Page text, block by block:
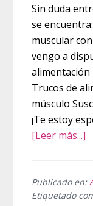
Sin duda
se
muscular
vengo a
alimentación
Trucos de
músculo
¡Te estoy
[Leer más...]
Publicado en:
Etiquetado